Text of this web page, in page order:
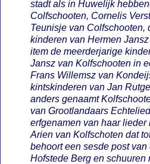
stadt als in Huwelijk
Colfschooten, Cornelis
Teunisje van Colfschooten,
kinderen van Hermen
item de meerderjarige
Jansz van Kolfschooten in
Frans Willemsz van
kintskinderen van Jan
anders genaamt
van Grootlandaars
erfgenamen van haar lieder
Arien van Kolfschoten dat
behoort een sesde post
Hofstede Berg en schuuren